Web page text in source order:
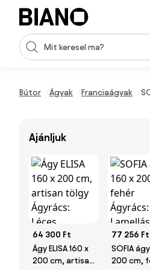
Navigáció kihagyása, ugrás a
Keresési bevitel
Bútor Ágyak Franciaágyak
Ajánljuk
64 300 Ft
Ágy ELISA 160 x
200 cm, artisan
77 256 Ft
SOFIA
200 cm,